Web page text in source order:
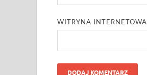
WITRYNA INTERNETOWA